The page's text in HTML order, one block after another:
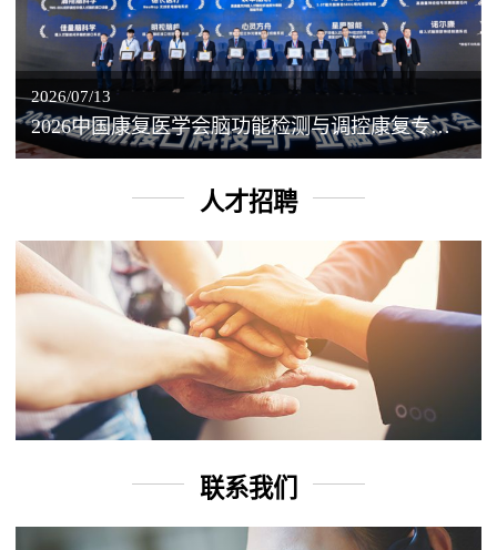
2026/07/13
2026中国康复医学会脑功能检测与调控康复专业委员会学术年会丨脑客中国：脑机接口——EEG驱动TMS闭环调控工作坊
人才招聘
联系我们